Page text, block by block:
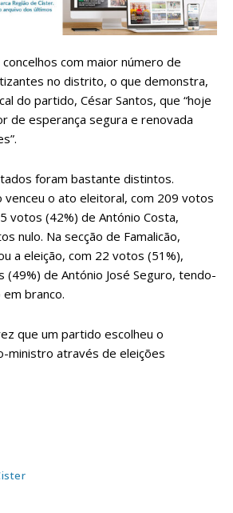
com maior número de
no distrito, o que demonstra,
do partido, César Santos, que “hoje
de esperança segura e renovada
foram bastante distintos.
venceu o ato eleitoral, com 209 votos
votos (42%) de António Costa,
nulo. Na secção de Famalicão,
a eleição, com 22 votos (51%),
de António José Seguro, tendo-
branco.
que um partido escolheu o
ministro através de eleições